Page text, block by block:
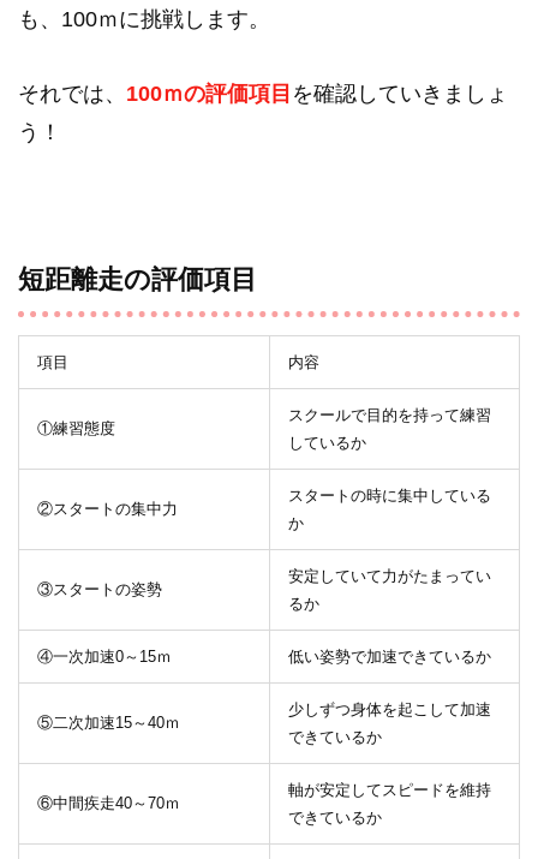
も、100ｍに挑戦します。
それでは、 100ｍの評価項目 を確認していきましょ
う！
短距離走の評価項目
項目 内容
①練習態度
スクールで目的を持って練習
しているか
②スタートの集中力
スタートの時に集中している
か
③スタートの姿勢
安定していて力がたまってい
るか
④一次加速0～15ｍ 低い姿勢で加速できているか
⑤二次加速15～40ｍ
少しずつ身体を起こして加速
できているか
⑥中間疾走40～70ｍ
軸が安定してスピードを維持
できているか